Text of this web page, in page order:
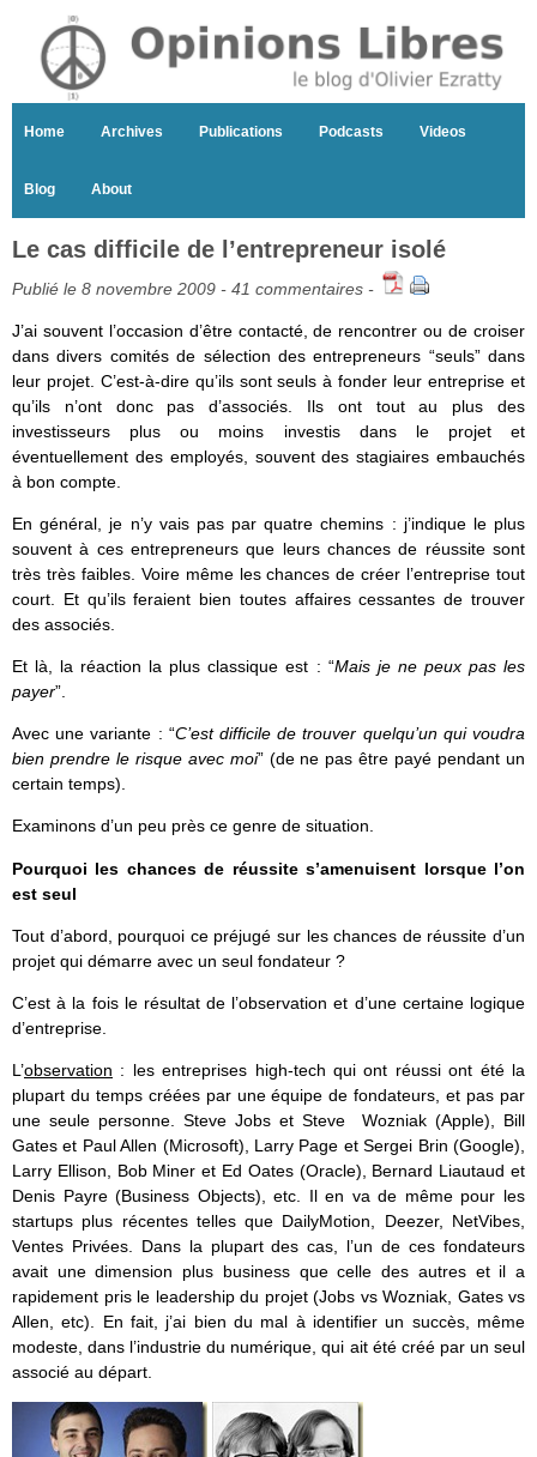
Home Archives Publications Podcasts Videos
Blog About
Le cas difficile de l’entrepreneur isolé
Publié le 8 novembre 2009 - 41 commentaires -
J’ai souvent l’occasion d’être contacté, de rencontrer ou de croiser
dans divers comités de sélection des entrepreneurs “seuls” dans
leur projet. C’est-à-dire qu’ils sont seuls à fonder leur entreprise et
qu’ils n’ont donc pas d’associés. Ils ont tout au plus des
investisseurs plus ou moins investis dans le projet et
éventuellement des employés, souvent des stagiaires embauchés
à bon compte.
En général, je n’y vais pas par quatre chemins : j’indique le plus
souvent à ces entrepreneurs que leurs chances de réussite sont
très très faibles. Voire même les chances de créer l’entreprise tout
court. Et qu’ils feraient bien toutes affaires cessantes de trouver
des associés.
Et là, la réaction la plus classique est : “Mais je ne peux pas les
payer”.
Avec une variante : “C’est difficile de trouver quelqu’un qui voudra
bien prendre le risque avec moi” (de ne pas être payé pendant un
certain temps).
Examinons d’un peu près ce genre de situation.
Pourquoi les chances de réussite s’amenuisent lorsque l’on
est seul
Tout d’abord, pourquoi ce préjugé sur les chances de réussite d’un
projet qui démarre avec un seul fondateur ?
C’est à la fois le résultat de l’observation et d’une certaine logique
d’entreprise.
L’observation : les entreprises high-tech qui ont réussi ont été la
plupart du temps créées par une équipe de fondateurs, et pas par
une seule personne. Steve Jobs et Steve Wozniak (Apple), Bill
Gates et Paul Allen (Microsoft), Larry Page et Sergei Brin (Google),
Larry Ellison, Bob Miner et Ed Oates (Oracle), Bernard Liautaud et
Denis Payre (Business Objects), etc. Il en va de même pour les
startups plus récentes telles que DailyMotion, Deezer, NetVibes,
Ventes Privées. Dans la plupart des cas, l’un de ces fondateurs
avait une dimension plus business que celle des autres et il a
rapidement pris le leadership du projet (Jobs vs Wozniak, Gates vs
Allen, etc). En fait, j’ai bien du mal à identifier un succès, même
modeste, dans l’industrie du numérique, qui ait été créé par un seul
associé au départ.